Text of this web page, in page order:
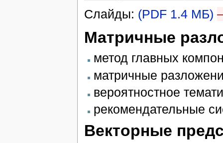
Слайды: (PDF 1.4 МБ)
Матричные
метод главных
матричные
вероятностное
рекомендательные
Векторные